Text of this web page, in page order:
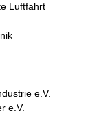
Luftfahrt
e.V.
e.V.